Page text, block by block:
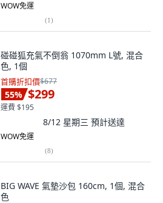
WOW免運
(1)
碰碰狐充氣不倒翁 1070mm L號, 混合
色, 1個
首購折扣價$677
55% $299
運費 $195
8/12 星期三 預計送達
WOW免運
(8)
BIG WAVE 氣墊沙包 160cm, 1個, 混合
色